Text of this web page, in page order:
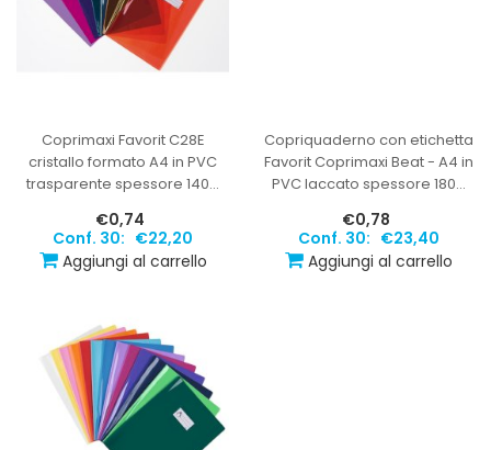
Coprimaxi Favorit C28E
cristallo formato A4 in PVC
trasparente spessore 140…
€0,74
Conf. 30: €22,20
Aggiungi al carrello
Copriquaderno con etichetta
Favorit Coprimaxi Beat - A4 in
PVC laccato spessore 180…
€0,78
Conf. 30: €23,40
Aggiungi al carrello